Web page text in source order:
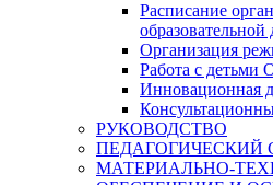
Расписание
образовательной
Организация
Работа с детьми
Инновационная
РУКОВОДСТВО
ПЕДАГОГИЧЕСКИЙ
МАТЕРИАЛЬНО-